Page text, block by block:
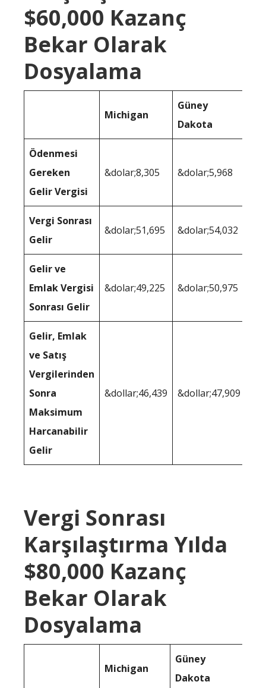
$60,000 Kazanç
Bekar Olarak
Dosyalama
Michigan
Güney
Dakota
Ödenmesi
Gereken
Gelir Vergisi
&dolar;8,305 &dolar;5,968
Vergi Sonrası
Gelir
&dolar;51,695 &dolar;54,032
Gelir ve
Emlak Vergisi
Sonrası Gelir
&dolar;49,225 &dolar;50,975
Gelir, Emlak
ve Satış
Vergilerinden
Sonra
Maksimum
Harcanabilir
Gelir
&dollar;46,439 &dollar;47,909
Vergi Sonrası
Karşılaştırma Yılda
$80,000 Kazanç
Bekar Olarak
Dosyalama
Michigan
Güney
Dakota